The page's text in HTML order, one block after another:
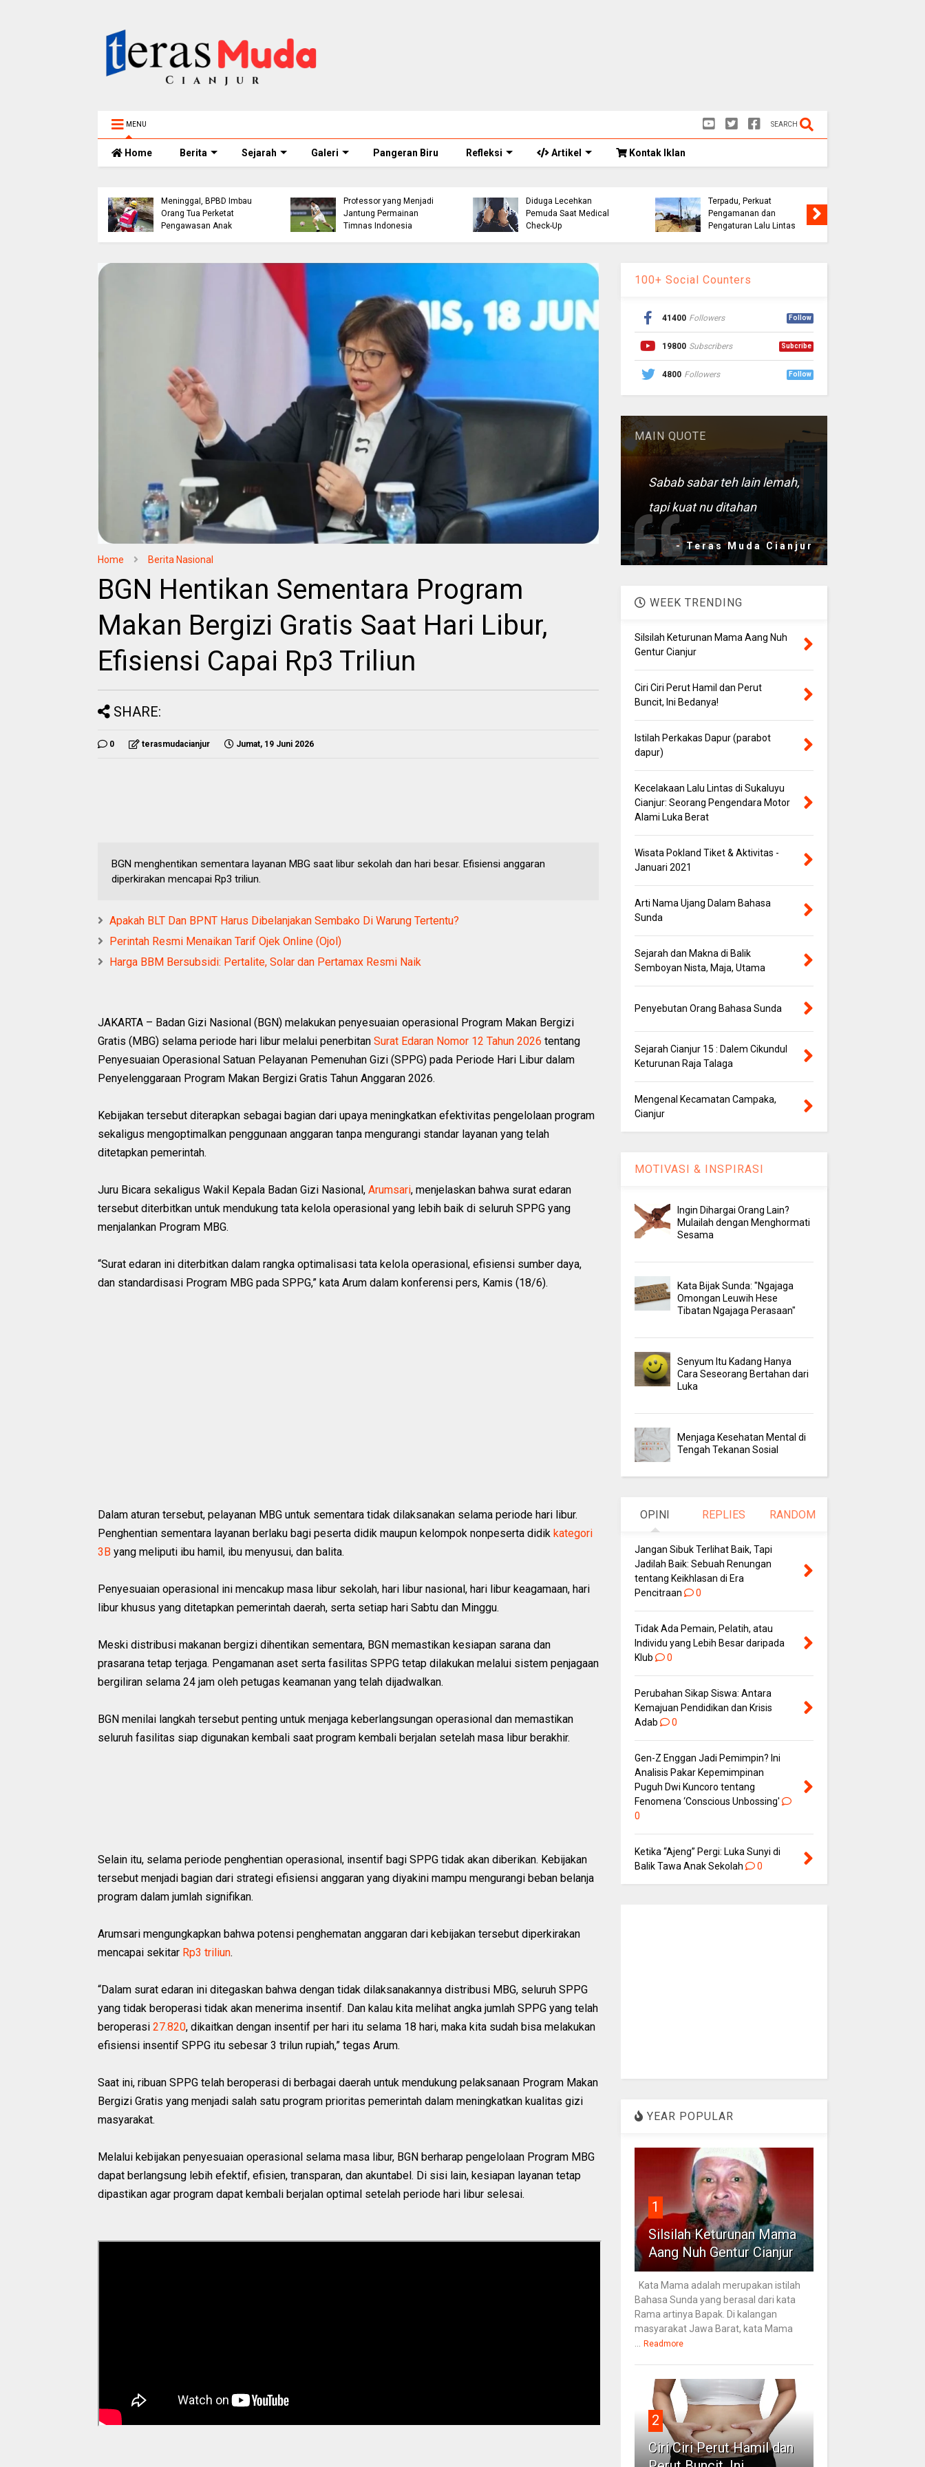
MENU SEARCH
Home Berita Sejarah Galeri Pangeran Biru Refleksi Artikel Kontak Iklan
Meninggal, BPBD Imbau
Orang Tua Perketat
Pengawasan Anak
Professor yang Menjadi
Jantung Permainan
Timnas Indonesia
Diduga Lecehkan
Pemuda Saat Medical
Check-Up
Terpadu, Perkuat
Pengamanan dan
Pengaturan Lalu Lintas
Home Berita Nasional
BGN Hentikan Sementara Program
Makan Bergizi Gratis Saat Hari Libur,
Efisiensi Capai Rp3 Triliun
SHARE:
0 terasmudacianjur Jumat, 19 Juni 2026
BGN menghentikan sementara layanan MBG saat libur sekolah dan hari besar. Efisiensi anggaran
diperkirakan mencapai Rp3 triliun.
Apakah BLT Dan BPNT Harus Dibelanjakan Sembako Di Warung Tertentu?
Perintah Resmi Menaikan Tarif Ojek Online (Ojol)
Harga BBM Bersubsidi: Pertalite, Solar dan Pertamax Resmi Naik
JAKARTA – Badan Gizi Nasional (BGN) melakukan penyesuaian operasional Program Makan Bergizi
Gratis (MBG) selama periode hari libur melalui penerbitan Surat Edaran Nomor 12 Tahun 2026 tentang
Penyesuaian Operasional Satuan Pelayanan Pemenuhan Gizi (SPPG) pada Periode Hari Libur dalam
Penyelenggaraan Program Makan Bergizi Gratis Tahun Anggaran 2026.
Kebijakan tersebut diterapkan sebagai bagian dari upaya meningkatkan efektivitas pengelolaan program
sekaligus mengoptimalkan penggunaan anggaran tanpa mengurangi standar layanan yang telah
ditetapkan pemerintah.
Juru Bicara sekaligus Wakil Kepala Badan Gizi Nasional, Arumsari, menjelaskan bahwa surat edaran
tersebut diterbitkan untuk mendukung tata kelola operasional yang lebih baik di seluruh SPPG yang
menjalankan Program MBG.
“Surat edaran ini diterbitkan dalam rangka optimalisasi tata kelola operasional, efisiensi sumber daya,
dan standardisasi Program MBG pada SPPG,” kata Arum dalam konferensi pers, Kamis (18/6).
Dalam aturan tersebut, pelayanan MBG untuk sementara tidak dilaksanakan selama periode hari libur.
Penghentian sementara layanan berlaku bagi peserta didik maupun kelompok nonpeserta didik kategori
3B yang meliputi ibu hamil, ibu menyusui, dan balita.
Penyesuaian operasional ini mencakup masa libur sekolah, hari libur nasional, hari libur keagamaan, hari
libur khusus yang ditetapkan pemerintah daerah, serta setiap hari Sabtu dan Minggu.
Meski distribusi makanan bergizi dihentikan sementara, BGN memastikan kesiapan sarana dan
prasarana tetap terjaga. Pengamanan aset serta fasilitas SPPG tetap dilakukan melalui sistem penjagaan
bergiliran selama 24 jam oleh petugas keamanan yang telah dijadwalkan.
BGN menilai langkah tersebut penting untuk menjaga keberlangsungan operasional dan memastikan
seluruh fasilitas siap digunakan kembali saat program kembali berjalan setelah masa libur berakhir.
Selain itu, selama periode penghentian operasional, insentif bagi SPPG tidak akan diberikan. Kebijakan
tersebut menjadi bagian dari strategi efisiensi anggaran yang diyakini mampu mengurangi beban belanja
program dalam jumlah signifikan.
Arumsari mengungkapkan bahwa potensi penghematan anggaran dari kebijakan tersebut diperkirakan
mencapai sekitar Rp3 triliun.
“Dalam surat edaran ini ditegaskan bahwa dengan tidak dilaksanakannya distribusi MBG, seluruh SPPG
yang tidak beroperasi tidak akan menerima insentif. Dan kalau kita melihat angka jumlah SPPG yang telah
beroperasi 27.820, dikaitkan dengan insentif per hari itu selama 18 hari, maka kita sudah bisa melakukan
efisiensi insentif SPPG itu sebesar 3 trilun rupiah,” tegas Arum.
Saat ini, ribuan SPPG telah beroperasi di berbagai daerah untuk mendukung pelaksanaan Program Makan
Bergizi Gratis yang menjadi salah satu program prioritas pemerintah dalam meningkatkan kualitas gizi
masyarakat.
Melalui kebijakan penyesuaian operasional selama masa libur, BGN berharap pengelolaan Program MBG
dapat berlangsung lebih efektif, efisien, transparan, dan akuntabel. Di sisi lain, kesiapan layanan tetap
dipastikan agar program dapat kembali berjalan optimal setelah periode hari libur selesai.
100+ Social Counters
41400 Followers Follow
19800 Subscribers Subcribe
4800 Followers Follow
MAIN QUOTE
Sabab sabar teh lain lemah,
tapi kuat nu ditahan
- Teras Muda Cianjur
WEEK TRENDING
Silsilah Keturunan Mama Aang Nuh
Gentur Cianjur
Ciri Ciri Perut Hamil dan Perut
Buncit, Ini Bedanya!
Istilah Perkakas Dapur (parabot
dapur)
Kecelakaan Lalu Lintas di Sukaluyu
Cianjur: Seorang Pengendara Motor
Alami Luka Berat
Wisata Pokland Tiket & Aktivitas -
Januari 2021
Arti Nama Ujang Dalam Bahasa
Sunda
Sejarah dan Makna di Balik
Semboyan Nista, Maja, Utama
Penyebutan Orang Bahasa Sunda
Sejarah Cianjur 15 : Dalem Cikundul
Keturunan Raja Talaga
Mengenal Kecamatan Campaka,
Cianjur
MOTIVASI & INSPIRASI
Ingin Dihargai Orang Lain?
Mulailah dengan Menghormati
Sesama
Kata Bijak Sunda: "Ngajaga
Omongan Leuwih Hese
Tibatan Ngajaga Perasaan"
Senyum Itu Kadang Hanya
Cara Seseorang Bertahan dari
Luka
Menjaga Kesehatan Mental di
Tengah Tekanan Sosial
OPINI REPLIES RANDOM
Jangan Sibuk Terlihat Baik, Tapi
Jadilah Baik: Sebuah Renungan
tentang Keikhlasan di Era
Pencitraan
0
Tidak Ada Pemain, Pelatih, atau
Individu yang Lebih Besar daripada
Klub
0
Perubahan Sikap Siswa: Antara
Kemajuan Pendidikan dan Krisis
Adab
0
Gen-Z Enggan Jadi Pemimpin? Ini
Analisis Pakar Kepemimpinan
Puguh Dwi Kuncoro tentang
Fenomena ‘Conscious Unbossing'
0
Ketika “Ajeng” Pergi: Luka Sunyi di
Balik Tawa Anak Sekolah
0
YEAR POPULAR
1
Silsilah Keturunan Mama
Aang Nuh Gentur Cianjur
Kata Mama adalah merupakan istilah
Bahasa Sunda yang berasal dari kata
Rama artinya Bapak. Di kalangan
masyarakat Jawa Barat, kata Mama
... Readmore
2
Ciri Ciri Perut Hamil dan